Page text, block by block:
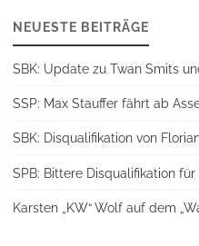
NEUESTE BEITRÄGE
SBK: Update zu Twan Smits
SSP: Max Stauffer fährt ab
SBK: Disqualifikation von
SPB: Bittere Disqualifikation für
Karsten „KW“ Wolf auf dem